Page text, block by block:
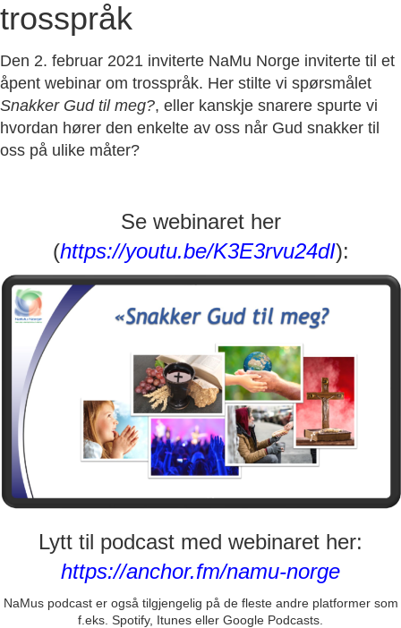
trosspråk
Den 2. februar 2021 inviterte NaMu Norge inviterte til et
åpent webinar om trosspråk. Her stilte vi spørsmålet
Snakker Gud til meg?, eller kanskje snarere spurte vi
hvordan hører den enkelte av oss når Gud snakker til
oss på ulike måter?
Se webinaret her
(https://youtu.be/K3E3rvu24dI):
Lytt til podcast med webinaret her:
https://anchor.fm/namu-norge
NaMus podcast er også tilgjengelig på de fleste andre platformer som
f.eks. Spotify, Itunes eller Google Podcasts.